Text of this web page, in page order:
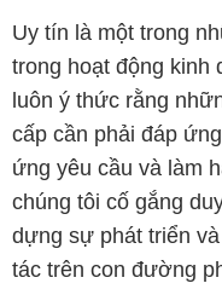
ứng yêu cầu và làm
chúng tôi cố gắng
dựng sự phát triển
tác trên con đường
Công ty Hóa Chất
ứng đa dạng các
tất cả các ngành
Chí Minh. Sứ mệnh